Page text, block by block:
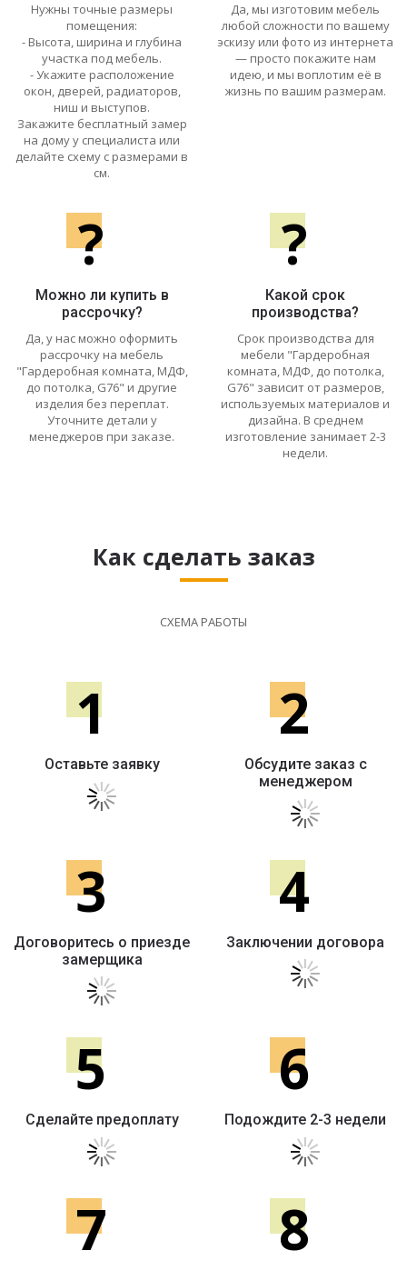
Нужны точные размеры
помещения:
- Высота, ширина и глубина
участка под мебель.
- Укажите расположение
окон, дверей, радиаторов,
ниш и выступов.
Закажите бесплатный замер
на дому у специалиста или
делайте схему с размерами в
см.
Да, мы изготовим мебель
любой сложности по вашему
эскизу или фото из интернета
— просто покажите нам
идею, и мы воплотим её в
жизнь по вашим размерам.
?
Можно ли купить в
рассрочку?
Да, у нас можно оформить
рассрочку на мебель
"Гардеробная комната, МДФ,
до потолка, G76" и другие
изделия без переплат.
Уточните детали у
менеджеров при заказе.
?
Какой срок
производства?
Срок производства для
мебели "Гардеробная
комната, МДФ, до потолка,
G76" зависит от размеров,
используемых материалов и
дизайна. В среднем
изготовление занимает 2-3
недели.
Как сделать заказ
СХЕМА РАБОТЫ
1
Оставьте заявку
2
Обсудите заказ с
менеджером
3
Договоритесь о приезде
замерщика
4
Заключении договора
5
Сделайте предоплату
6
Подождите 2-3 недели
7 8